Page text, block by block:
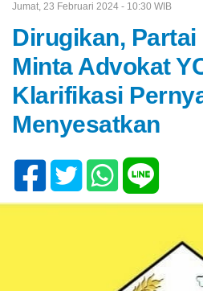
Jumat, 23 Februari 2024 - 10:30 WIB
Dirugikan, Partai
Minta Advokat
Klarifikasi
Menyesatkan